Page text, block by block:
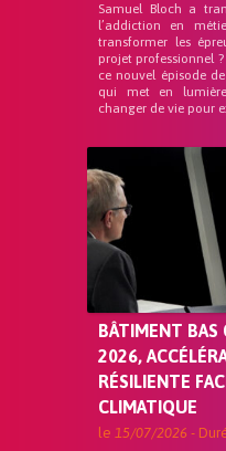
Samuel Bloch a
l’addiction en
transformer les
projet professionnel
ce nouvel épisode
qui met en
changer de vie pour
BÂTIMENT BAS
2026,
RÉSILIENTE
CLIMATIQUE
le 15/07/2026 -